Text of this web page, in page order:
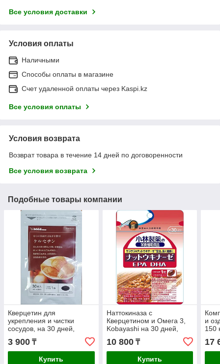
Все условия доставки
Условия оплаты
Наличными
Способы оплаты в магазине
Счет удаленной оплаты через Kaspi.kz
Все условия оплаты
Условия возврата
Возврат товара в течение 14 дней по договоренности
Все условия возврата
Подобные товары компании
Кверцетин для
укрепления и чистки
сосудов, на 30 дней,
Seedcoms
3 900 ₸
Купить
Наттокиназа с
Кверцетином и Омега 3,
Kobayashi на 30 дней,
укрепление сердца,
улучшение памяти,
антиоксидант
10 800₸
Купить
и
150
17